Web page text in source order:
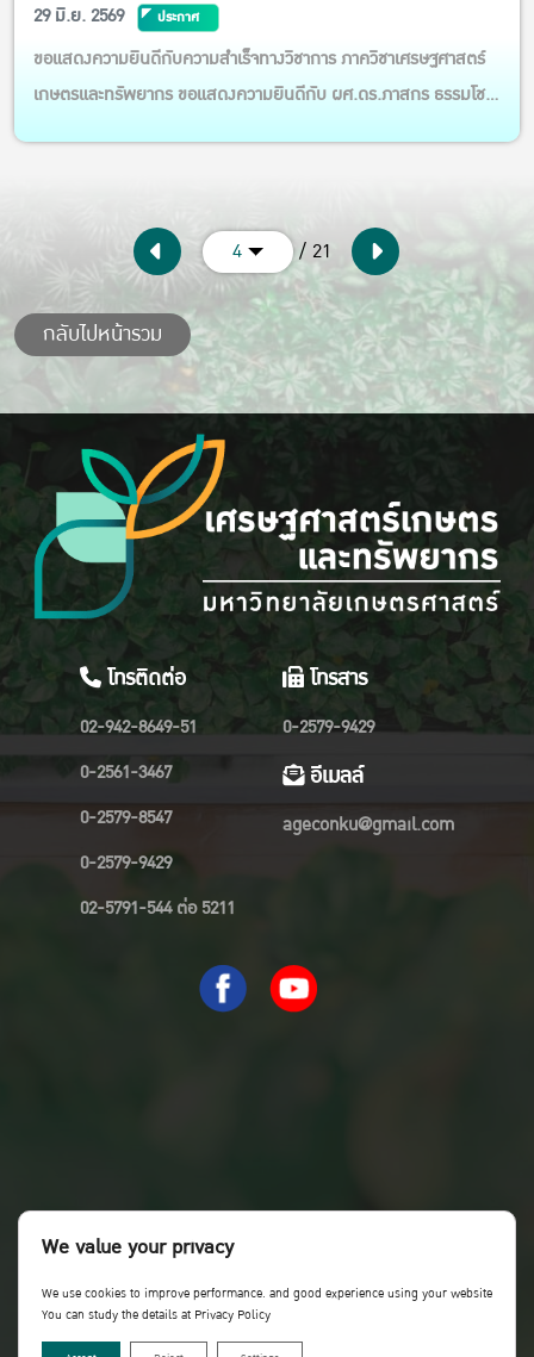
29 มิ.ย. 2569 ประกาศ
ขอแสดงความยินดีกับความสำเร็จทางวิชาการ ภาควิชาเศรษฐศาสตร์
เกษตรและทรัพยากร ขอแสดงความยินดีกับ ผศ.ดร.ภาสกร ธรรมโชติ
4 / 21
กลับไปหน้ารวม
โทรติดต่อ
02-942-8649-51
0-2561-3467
0-2579-8547
0-2579-9429
02-5791-544 ต่อ 5211
โทรสาร
0-2579-9429
อีเมลล์
ageconku@gmail.com
We value your privacy
We use cookies to improve performance. and good experience using your website
You can study the details at Privacy Policy